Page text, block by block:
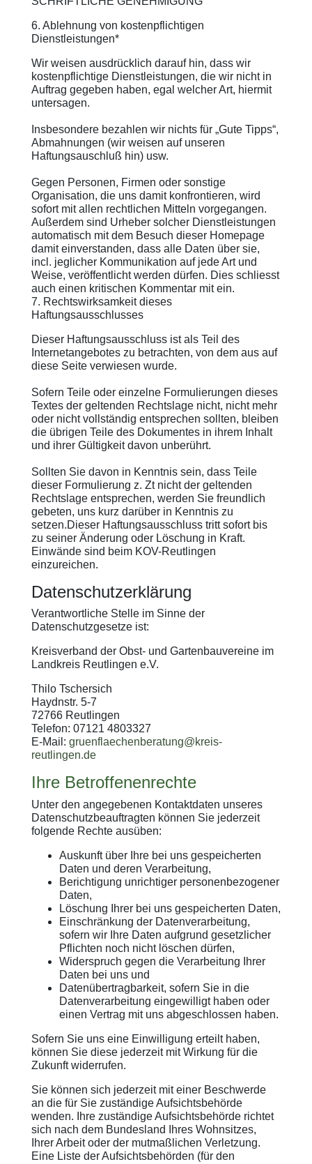
6. Ablehnung von kostenpflichtigen
Dienstleistungen*
Wir weisen ausdrücklich darauf hin, dass wir
kostenpflichtige Dienstleistungen, die wir nicht in
Auftrag gegeben haben, egal welcher Art, hiermit
untersagen.
Insbesondere bezahlen wir nichts für „Gute Tipps“,
Abmahnungen (wir weisen auf unseren
Haftungsauschluß hin) usw.
Gegen Personen, Firmen oder sonstige
Organisation, die uns damit konfrontieren, wird
sofort mit allen rechtlichen Mitteln vorgegangen.
Außerdem sind Urheber solcher Dienstleistungen
automatisch mit dem Besuch dieser Homepage
damit einverstanden, dass alle Daten über sie,
incl. jeglicher Kommunikation auf jede Art und
Weise, veröffentlicht werden dürfen. Dies schliesst
auch einen kritischen Kommentar mit ein.
7. Rechtswirksamkeit dieses
Haftungsausschlusses
Dieser Haftungsausschluss ist als Teil des
Internetangebotes zu betrachten, von dem aus auf
diese Seite verwiesen wurde.
Sofern Teile oder einzelne Formulierungen dieses
Textes der geltenden Rechtslage nicht, nicht mehr
oder nicht vollständig entsprechen sollten, bleiben
die übrigen Teile des Dokumentes in ihrem Inhalt
und ihrer Gültigkeit davon unberührt.
Sollten Sie davon in Kenntnis sein, dass Teile
dieser Formulierung z. Zt nicht der geltenden
Rechtslage entsprechen, werden Sie freundlich
gebeten, uns kurz darüber in Kenntnis zu
setzen.Dieser Haftungsausschluss tritt sofort bis
zu seiner Änderung oder Löschung in Kraft.
Einwände sind beim KOV-Reutlingen
einzureichen.
Datenschutzerklärung
Verantwortliche Stelle im Sinne der
Datenschutzgesetze ist:
Kreisverband der Obst- und Gartenbauvereine im
Landkreis Reutlingen e.V.
Thilo Tschersich
Haydnstr. 5-7
72766 Reutlingen
Telefon: 07121 4803327
E-Mail: gruenflaechenberatung@kreis-
reutlingen.de
Ihre Betroffenenrechte
Unter den angegebenen Kontaktdaten unseres
Datenschutzbeauftragten können Sie jederzeit
folgende Rechte ausüben:
Auskunft über Ihre bei uns gespeicherten
Daten und deren Verarbeitung,
Berichtigung unrichtiger personenbezogener
Daten,
Löschung Ihrer bei uns gespeicherten Daten,
Einschränkung der Datenverarbeitung,
sofern wir Ihre Daten aufgrund gesetzlicher
Pflichten noch nicht löschen dürfen,
Widerspruch gegen die Verarbeitung Ihrer
Daten bei uns und
Datenübertragbarkeit, sofern Sie in die
Datenverarbeitung eingewilligt haben oder
einen Vertrag mit uns abgeschlossen haben.
Sofern Sie uns eine Einwilligung erteilt haben,
können Sie diese jederzeit mit Wirkung für die
Zukunft widerrufen.
Sie können sich jederzeit mit einer Beschwerde
an die für Sie zuständige Aufsichtsbehörde
wenden. Ihre zuständige Aufsichtsbehörde richtet
sich nach dem Bundesland Ihres Wohnsitzes,
Ihrer Arbeit oder der mutmaßlichen Verletzung.
Eine Liste der Aufsichtsbehörden (für den